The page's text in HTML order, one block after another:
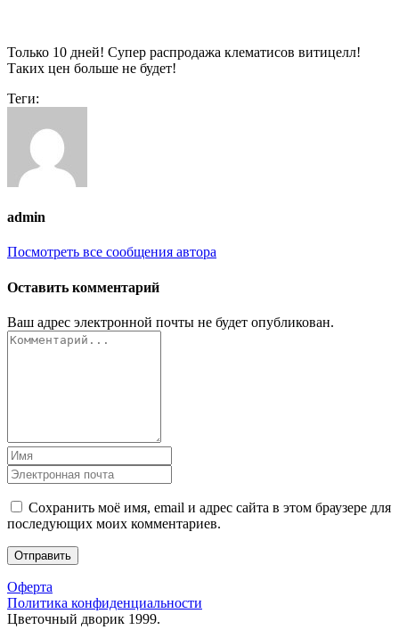
Только 10 дней! Супер распродажа клематисов витицелл!
Таких цен больше не будет!
Теги:
admin
Посмотреть все сообщения автора
Оставить комментарий
Ваш адрес электронной почты не будет опубликован.
Сохранить моё имя, email и адрес сайта в этом браузере для
последующих моих комментариев.
Оферта
Политика конфиденциальности
Цветочный дворик 1999.